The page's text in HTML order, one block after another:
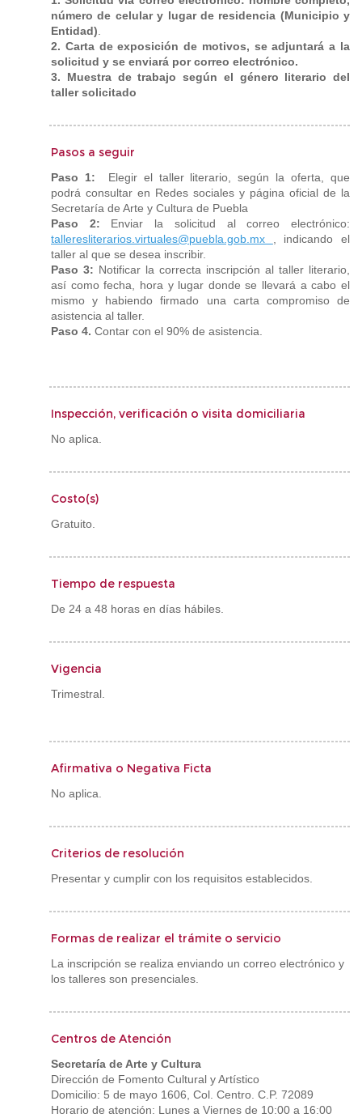
número de celular y lugar de residencia (Municipio y
Entidad)
2. Carta de exposición de motivos, se adjuntará a la
solicitud y se enviará por correo electrónico.
3. Muestra de trabajo según el género literario del
taller solicitado
Pasos a seguir
Paso 1: Elegir el taller literario, según la oferta, que
podrá consultar en Redes sociales y página oficial de la
Secretaría de Arte y Cultura de Puebla
Paso 2: Enviar la solicitud al correo electrónico:
talleresliterarios.virtuales@puebla.gob.mx
indicando el
taller al que se desea inscribir.
Paso 3: Notificar la correcta inscripción al taller literario,
así como fecha, hora y lugar donde se llevará a cabo el
mismo y habiendo firmado una carta compromiso de
asistencia al taller.
Paso 4. Contar con el 90% de asistencia.
Inspección, verificación o visita domiciliaria
No aplica.
Costo(s)
Gratuito.
Tiempo de respuesta
De 24 a 48 horas en días hábiles.
Vigencia
Trimestral.
Afirmativa o Negativa Ficta
No aplica.
Criterios de resolución
Presentar y cumplir con los requisitos establecidos.
Formas de realizar el trámite o servicio
La inscripción se realiza enviando un correo electrónico y
los talleres son presenciales.
Centros de Atención
Secretaría de Arte y Cultura
Dirección de Fomento Cultural y Artístico
Domicilio: 5 de mayo 1606, Col. Centro. C.P. 72089
Horario de atención: Lunes a Viernes de 10:00 a 16:00